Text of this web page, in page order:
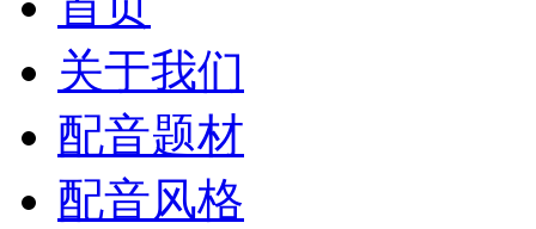
关于我们
配音题材
配音风格